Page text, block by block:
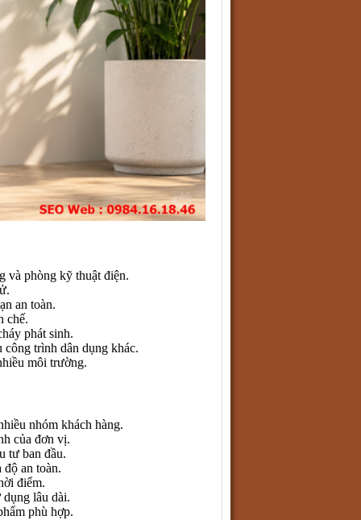
và phòng kỹ thuật điện.
an toàn.
chế.
phát sinh.
trình dân dụng khác.
môi trường.
nhóm khách hàng.
của đơn vị.
tư ban đầu.
an toàn.
điểm.
lâu dài.
phù hợp.